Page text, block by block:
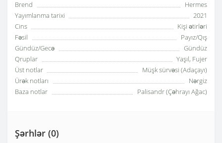
Brend
Hermes
Yayımlanma tarixi
2021
Cins
Kişi ətirləri
Fəsil
Payız/Qış
Gündüz/Gecə
Gündüz
Qruplar
Yaşıl, Fujer
Üst notlar
Müşk sürvəsi (Adaçayı)
Ürək notları
Nərgiz
Baza notlar
Palisandr (Çəhrayı Ağac)
Şərhlər (0)